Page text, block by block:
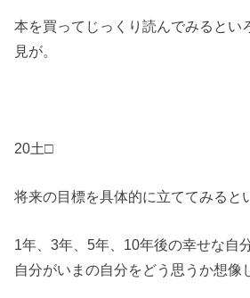
本を買ってじっくり読んでみるとい
見が。
20土□
将来の目標を具体的に立ててみると
1年、3年、5年、10年後の幸せな自
自分がいまの自分をどう思うか想像